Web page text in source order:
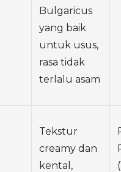
Bulgaricus
yang baik
untuk usus,
rasa tidak
terlalu asam
Tekstur
creamy dan
kental,